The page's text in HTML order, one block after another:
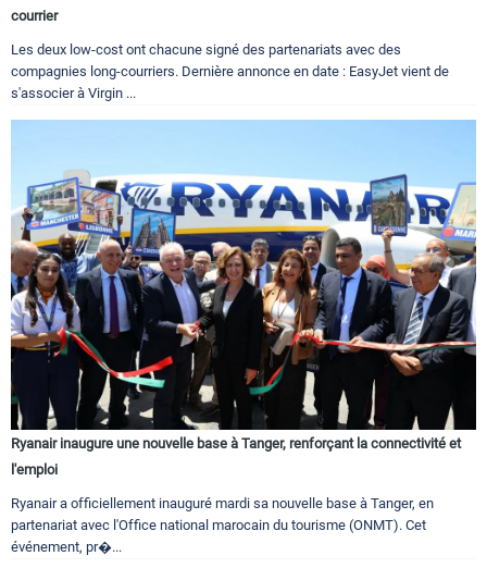
courrier
Les deux low-cost ont chacune signé des partenariats avec des
compagnies long-courriers. Dernière annonce en date : EasyJet vient de
s'associer à Virgin ...
Ryanair inaugure une nouvelle base à Tanger, renforçant la connectivité et
l'emploi
Ryanair a officiellement inauguré mardi sa nouvelle base à Tanger, en
partenariat avec l'Office national marocain du tourisme (ONMT). Cet
événement, pr�...